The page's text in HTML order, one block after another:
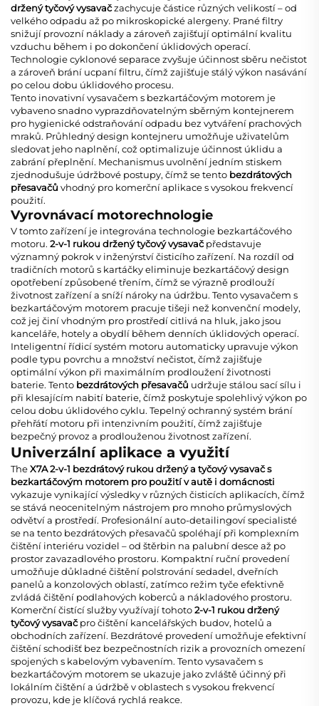
držený tyčový vysavačzachycuje částice různých velikostí – od
velkého odpadu až po mikroskopické alergeny. Prané filtry
snižují provozní náklady a zároveň zajišťují optimální kvalitu
vzduchu během i po dokončení úklidových operací.
Technologie cyklonové separace zvyšuje účinnost sběru nečistot
a zároveň brání ucpaní filtru, čímž zajišťuje stálý výkon nasávání
po celou dobu úklidového procesu.
Tento inovativnívysavačem s bezkartáčovým motorem je
vybaveno snadno vyprazdňovatelným sběrným kontejnerem
pro hygienické odstraňování odpadu bez vytváření prachových
mraků. Průhledný design kontejneru umožňuje uživatelům
sledovat jeho naplnění, což optimalizuje účinnost úklidu a
zabrání přeplnění. Mechanismus uvolnění jedním stiskem
zjednodušuje údržbové postupy, čímž se tento bezdrátových
přesavačů vhodný pro komerční aplikace s vysokou frekvencí
použití.
Vyrovnávací motorechnologie
V tomto zařízení je integrována technologie bezkartáčového
motoru. 2-v-1 rukou držený tyčový vysavačpředstavuje
významný pokrok v inženýrství čisticího zařízení. Na rozdíl od
tradičních motorů s kartáčky eliminuje bezkartáčový design
opotřebení způsobené třením, čímž se výrazně prodlouží
životnost zařízení a sníží nároky na údržbu. Tentovysavačem s
bezkartáčovým motorem pracuje tišeji než konvenční modely,
což jej činí vhodným pro prostředí citlivá na hluk, jako jsou
kanceláře, hotely a obydlí během denních úklidových operací.
Inteligentní řídicí systém motoru automaticky upravuje výkon
podle typu povrchu a množství nečistot, čímž zajišťuje
optimální výkon při maximálním prodloužení životnosti
baterie. Tento bezdrátových přesavačů udržuje stálou sací sílu i
při klesajícím nabití baterie, čímž poskytuje spolehlivý výkon po
celou dobu úklidového cyklu. Tepelný ochranný systém brání
přehřátí motoru při intenzivním použití, čímž zajišťuje
bezpečný provoz a prodlouženou životnost zařízení.
Univerzální aplikace a využití
TheX7A 2-v-1 bezdrátový rukou držený a tyčový vysavač s
bezkartáčovým motorem pro použití v autě i domácnosti
vykazuje vynikající výsledky v různých čisticích aplikacích, čímž
se stává neocenitelným nástrojem pro mnoho průmyslových
odvětví a prostředí. Profesionální auto-detailingoví specialisté
se na tento bezdrátových přesavačů spoléhají při komplexním
čištění interiéru vozidel – od štěrbin na palubní desce až po
prostor zavazadlového prostoru. Kompaktní ruční provedení
umožňuje důkladné čištění polstrování sedadel, dveřních
panelů a konzolových oblastí, zatímco režim tyče efektivně
zvládá čištění podlahových koberců a nákladového prostoru.
Komerční čistící služby využívají tohoto2-v-1 rukou držený
tyčový vysavačpro čištění kancelářských budov, hotelů a
obchodních zařízení. Bezdrátové provedení umožňuje efektivní
čištění schodišť bez bezpečnostních rizik a provozních omezení
spojených s kabelovým vybavením. Tentovysavačem s
bezkartáčovým motorem se ukazuje jako zvláště účinný při
lokálním čištění a údržbě v oblastech s vysokou frekvencí
provozu, kde je klíčová rychlá reakce.